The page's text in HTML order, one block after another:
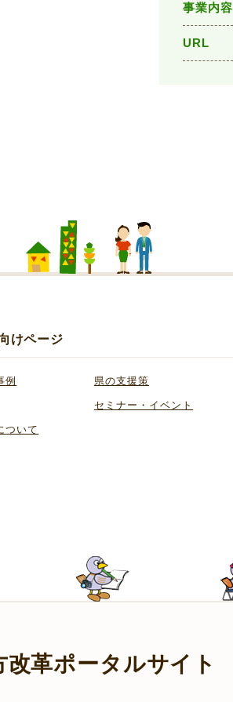
事業内容
URL
けページ
例 県の支援策
セミナー・イベント
ついて
改革ポータルサイト